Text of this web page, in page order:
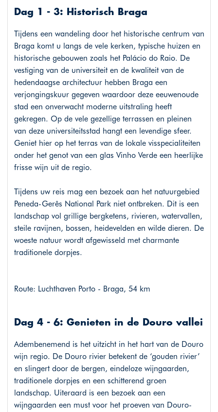
Dag 1 - 3: Historisch Braga
Tijdens een wandeling door het historische centrum van
Braga komt u langs de vele kerken, typische huizen en
historische gebouwen zoals het Palácio do Raio. De
vestiging van de universiteit en de kwaliteit van de
hedendaagse architectuur hebben Braga een
verjongingskuur gegeven waardoor deze eeuwenoude
stad een onverwacht moderne uitstraling heeft
gekregen. Op de vele gezellige terrassen en pleinen
van deze universiteitsstad hangt een levendige sfeer.
Geniet hier op het terras van de lokale visspecialiteiten
onder het genot van een glas Vinho Verde een heerlijke
frisse wijn uit de regio.
Tijdens uw reis mag een bezoek aan het natuurgebied
Peneda-Gerês National Park niet ontbreken. Dit is een
landschap vol grillige bergketens, rivieren, watervallen,
steile ravijnen, bossen, heidevelden en wilde dieren. De
woeste natuur wordt afgewisseld met charmante
traditionele dorpjes.
Route: Luchthaven Porto - Braga, 54 km
Dag 4 - 6: Genieten in de Douro vallei
Adembenemend is het uitzicht in het hart van de Douro
wijn regio. De Douro rivier betekent de ‘gouden rivier’
en slingert door de bergen, eindeloze wijngaarden,
traditionele dorpjes en een schitterend groen
landschap. Uiteraard is een bezoek aan een
wijngaarden een must voor het proeven van Douro-